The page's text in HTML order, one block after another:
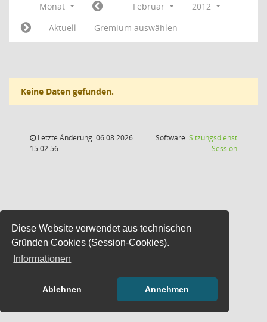
Diese Website verwendet aus technischen
Gründen Cookies (Session-Cookies).
Informationen
Ablehnen Annehmen
Monat Februar
2012
Aktuell
Gremium auswählen
Keine Daten gefunden.
Letzte Änderung: 06.08.2026
15:02:56
Software:Sitzungsdienst
Session(Wird in